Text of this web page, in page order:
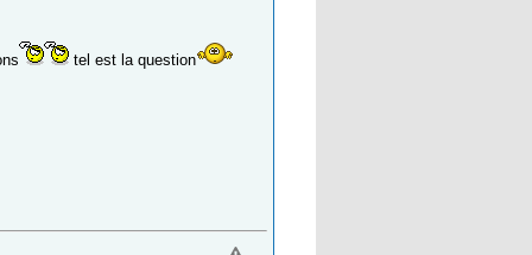
tel est la question